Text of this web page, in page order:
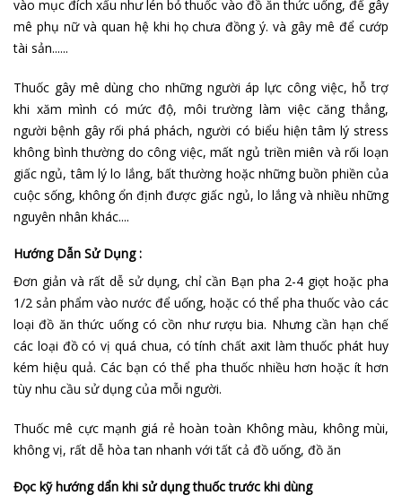
vào mục đích xấu như lén bỏ thuốc vào đồ ăn thức uống, để gây
mê phụ nữ và quan hệ khi họ chưa đồng ý. và gây mê để cướp
tài sản......
Thuốc gây mê dùng cho những người áp lực công việc, hỗ trợ
khi xăm mình có mức độ, môi trường làm việc căng thẳng,
người bệnh gây rối phá phách, người có biểu hiện tâm lý stress
không bình thường do công việc, mất ngủ triền miên và rối loạn
giấc ngủ, tâm lý lo lắng, bất thường hoặc những buồn phiền của
cuộc sống, không ổn định được giấc ngủ, lo lắng và nhiều những
nguyên nhân khác....
Hướng Dẫn Sử Dụng :
Đơn giản và rất dễ sử dụng, chỉ cần Bạn pha 2-4 giọt hoặc pha
1/2 sản phẩm vào nước để uống, hoặc có thể pha thuốc vào các
loại đồ ăn thức uống có cồn như rượu bia. Nhưng cần hạn chế
các loại đồ có vị quá chua, có tính chất axit làm thuốc phát huy
kém hiệu quả. Các bạn có thể pha thuốc nhiều hơn hoặc ít hơn
tùy nhu cầu sử dụng của mỗi người.
Thuốc mê cực mạnh giá rẻ hoàn toàn Không màu, không mùi,
không vị, rất dễ hòa tan nhanh với tất cả đồ uống, đồ ăn
Đọc kỹ hướng dẩn khi sử dụng thuốc trước khi dùng